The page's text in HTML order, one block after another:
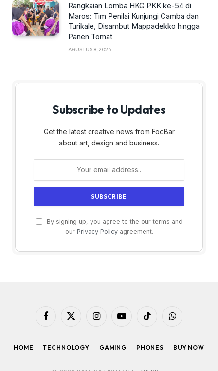
Rangkaian Lomba HKG PKK ke-54 di
Maros: Tim Penilai Kunjungi Camba dan
Turikale, Disambut Mappadekko hingga
Panen Tomat
AGUSTUS 8, 2026
Subscribe to Updates
Get the latest creative news from FooBar
about art, design and business.
By signing up, you agree to the our terms and
our Privacy Policyagreement.
Facebook
X
InstagramYouTubeTikTok WhatsApp
HOME TECHNOLOGY GAMING PHONES BUY NOW